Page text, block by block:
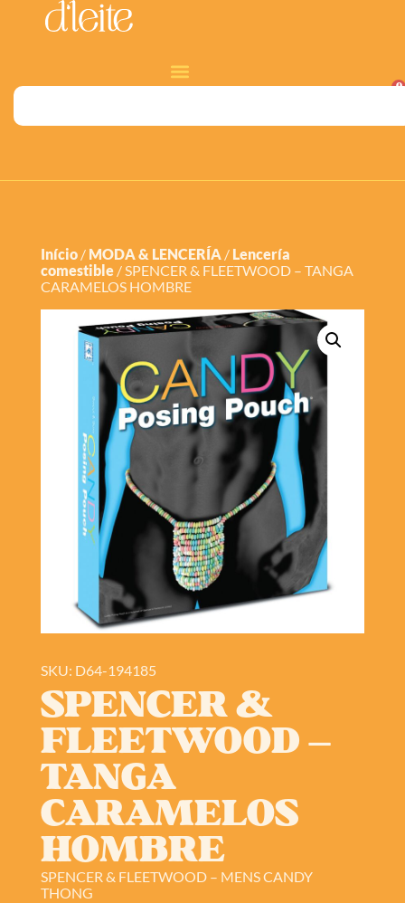
0
Início/ MODA & LENCERÍA / Lencería
comestible/ SPENCER & FLEETWOOD – TANGA
CARAMELOS HOMBRE
SKU: D64-194185
SPENCER &
FLEETWOOD –
TANGA
CARAMELOS
HOMBRE
SPENCER & FLEETWOOD – MENS CANDY
THONG